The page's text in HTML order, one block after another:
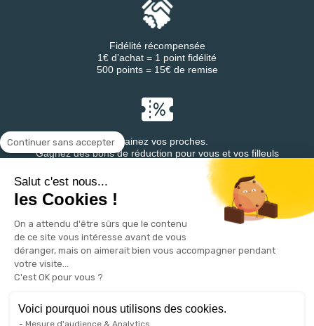
Continuer sans accepter
Salut c'est nous...
les Cookies !
On a attendu d'être sûrs que le contenu
de ce site vous intéresse avant de vous
déranger, mais on aimerait bien vous accompagner pendant
votre visite...
C'est OK pour vous ?
Voici pourquoi nous utilisons des cookies.
Mesure d'audience & Analytics
Fidélité récompensée
1€ d’achat = 1 point fidélité
500 points = 15€ de remise
Parrainez vos proches.
Gagnez des bons de réduction pour vous et vos filleuls
Retrouvez DESTINEA® sur